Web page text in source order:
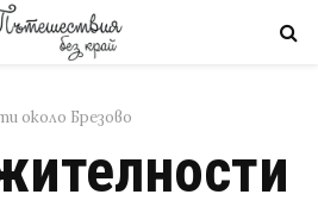
около Брезово